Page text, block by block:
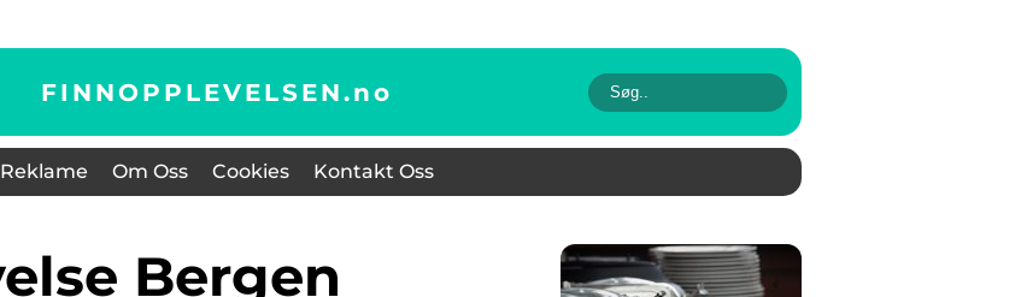
FINNOPPLEVELSEN.no
Reklame Om Oss Cookies Kontakt Oss